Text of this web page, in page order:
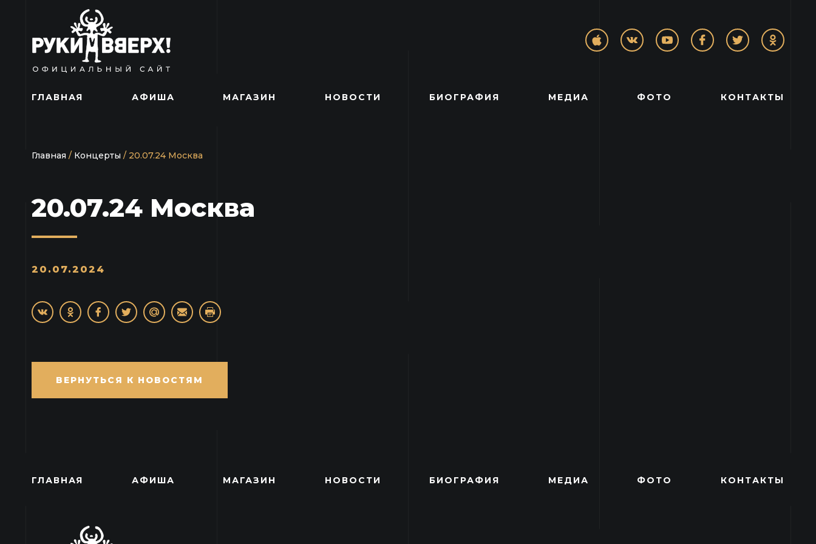
ГЛАВНАЯ АФИША МАГАЗИН НОВОСТИ БИОГРАФИЯ МЕДИА ФОТО КОНТАКТЫ
Главная / Концерты / 20.07.24 Москва
20.07.24 Москва
20.07.2024
ВЕРНУТЬСЯ К НОВОСТЯМ
ГЛАВНАЯ АФИША МАГАЗИН НОВОСТИ БИОГРАФИЯ МЕДИА ФОТО КОНТАКТЫ